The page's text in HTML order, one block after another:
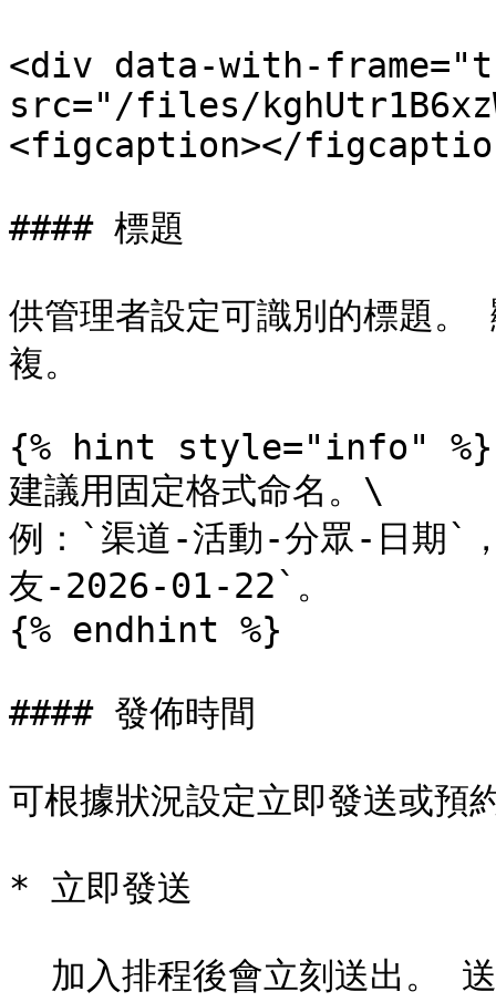
<div data-with-
src="/files/
<figcaption></
#### 標題
供管理者設定可識別的標題
複。
{% hint style="info" %}
建議用固定格式命名。\
例：`渠道-活動-分眾-日期`
友-2026-01-22`。
{% endhint %}
#### 發佈時間
可根據狀況設定立即發送或預
* 立即發送